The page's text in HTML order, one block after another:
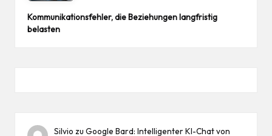
Kommunikationsfehler, die Beziehungen langfristig
belasten
Silvio zuGoogle Bard: Intelligenter KI-Chat von